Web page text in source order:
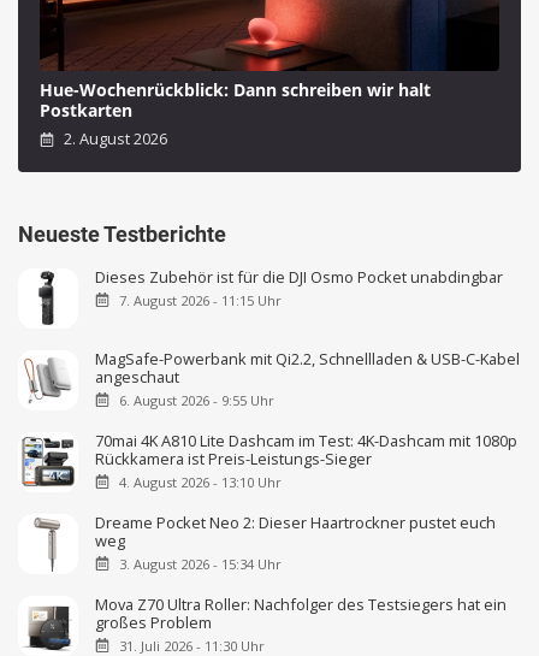
Hue-Wochenrückblick: Dann schreiben wir halt
Postkarten
2. August 2026
Neueste Testberichte
Dieses Zubehör ist für die DJI Osmo Pocket unabdingbar
7. August 2026 - 11:15 Uhr
MagSafe-Powerbank mit Qi2.2, Schnellladen & USB-C-Kabel
angeschaut
6. August 2026 - 9:55 Uhr
70mai 4K A810 Lite Dashcam im Test: 4K-Dashcam mit 1080p
Rückkamera ist Preis-Leistungs-Sieger
4. August 2026 - 13:10 Uhr
Dreame Pocket Neo 2: Dieser Haartrockner pustet euch
weg
3. August 2026 - 15:34 Uhr
Mova Z70 Ultra Roller: Nachfolger des Testsiegers hat ein
großes Problem
31. Juli 2026 - 11:30 Uhr